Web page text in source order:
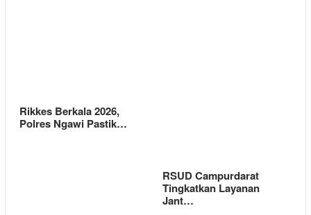
Rikkes Berkala 2026,
Polres Ngawi Pastik…
RSUD Campurdarat
Tingkatkan Layanan
Jant…